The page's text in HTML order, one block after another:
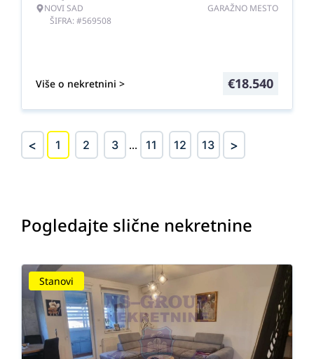
NOVI SAD
ŠIFRA: #569508
GARAŽNO MESTO
Više o nekretnini > €18.540
< 1 2 3 ... 11 12 13 >
Pogledajte slične nekretnine
Stanovi